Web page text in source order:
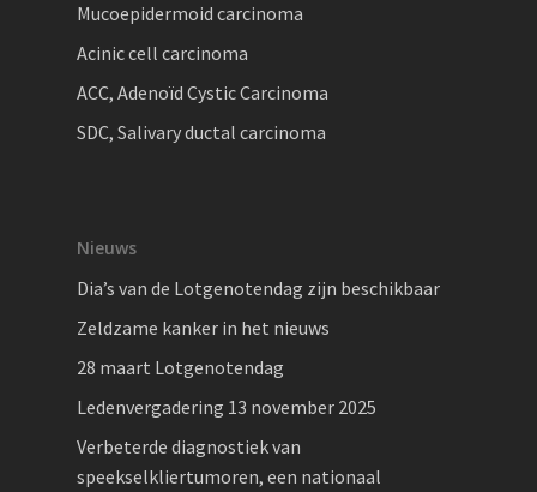
Mucoepidermoid carcinoma
Acinic cell carcinoma
ACC, Adenoïd Cystic Carcinoma
SDC, Salivary ductal carcinoma
Nieuws
Dia’s van de Lotgenotendag zijn beschikbaar
Zeldzame kanker in het nieuws
28 maart Lotgenotendag
Ledenvergadering 13 november 2025
Verbeterde diagnostiek van
speekselkliertumoren, een nationaal